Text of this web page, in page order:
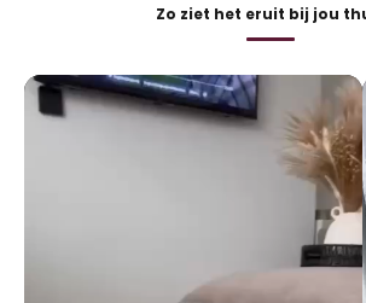
Zo ziet het eruit bij jou